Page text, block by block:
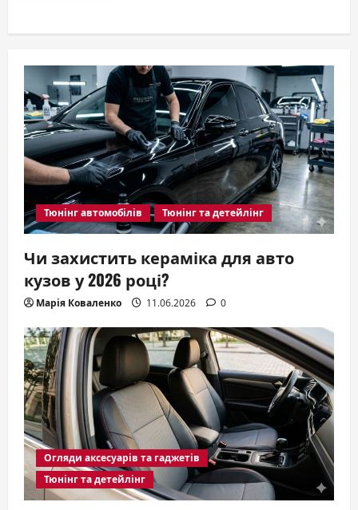
Тюнінг автомобілів Тюнінг та детейлінг
Чи захистить кераміка для авто
кузов у 2026 році?
Марія Коваленко 11.06.2026 0
Огляди аксесуарів та гаджетів
Тюнінг та детейлінг